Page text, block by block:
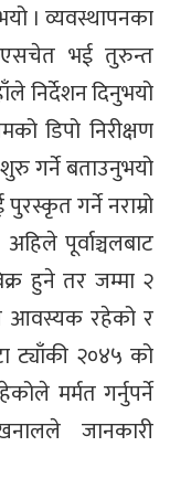
। व्यवस्थापनका
भई तुरुन्त
निर्देशन दिनुभयो
डिपो निरीक्षण
शुरु गर्ने बताउनुभयो
गर्ने नराम्रो
पूर्वाञ्चलबाट
हुने तर जम्मा २
आवस्यक रहेको र
ट्याँकी २०४५ को
मर्मत गर्नुपर्ने
जानकारी